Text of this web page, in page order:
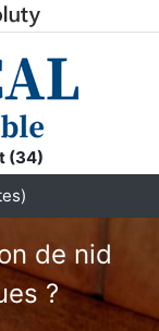
(34)
de nid
?